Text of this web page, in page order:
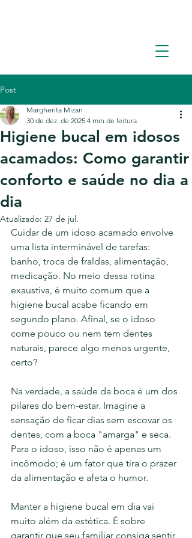
Post
Higiene bucal em idosos
acamados: Como garantir
conforto e saúde no dia a
dia
Margherita Mizan
30 de dez. de 2025 4 min de leitura
Atualizado: 27 de jul.
Cuidar de um idoso acamado envolve
uma lista interminável de tarefas:
banho, troca de fraldas, alimentação,
medicação. No meio dessa rotina
exaustiva, é muito comum que a
higiene bucal acabe ficando em
segundo plano. Afinal, se o idoso
come pouco ou nem tem dentes
naturais, parece algo menos urgente,
certo?
Na verdade, a saúde da boca é um dos
pilares do bem-estar. Imagine a
sensação de ficar dias sem escovar os
dentes, com a boca "amarga" e seca.
Para o idoso, isso não é apenas um
incômodo; é um fator que tira o prazer
da alimentação e afeta o humor.
Manter a higiene bucal em dia vai
muito além da estética. É sobre
garantir que seu familiar consiga sentir